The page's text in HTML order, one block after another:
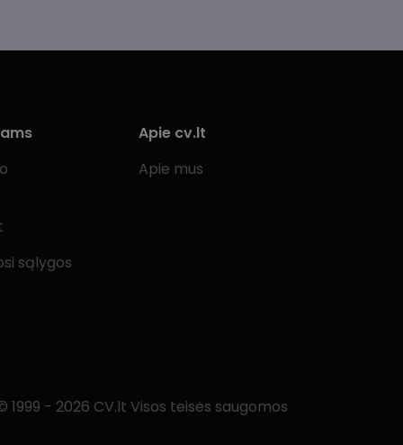
sąlygos
Apie cv.lt
Apie mus
1999 - 2026 CV.lt Visos teisės saugomos